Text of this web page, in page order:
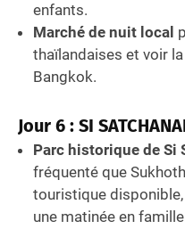
enfants.
Marché de nuit local
thaïlandaises et voir
Bangkok.
Jour 6 : SI
Parc historique de Si
fréquenté que
touristique
une matinée en